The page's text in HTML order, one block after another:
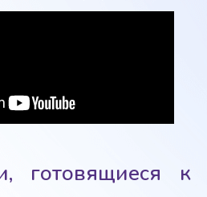
готовящиеся к